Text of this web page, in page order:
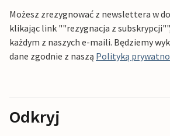
Możesz zrezygnować z newslettera w
klikając link ""rezygnacja z
każdym z naszych e-maili. Będziemy
dane zgodnie z naszą Polityką
Odkryj